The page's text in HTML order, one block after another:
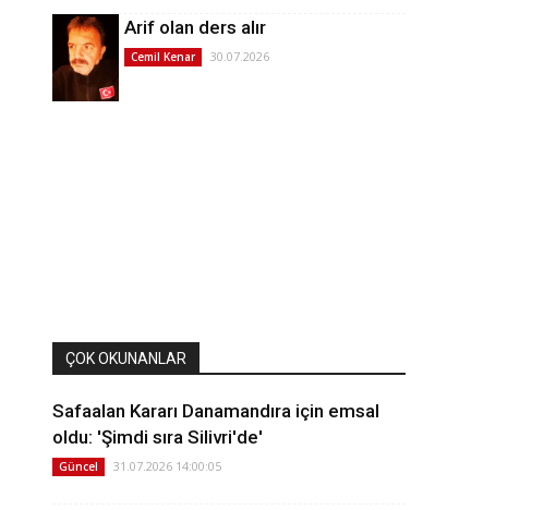
Arif olan ders alır
Cemil Kenar 30.07.2026
ÇOK OKUNANLAR
Safaalan Kararı Danamandıra için emsal
oldu: 'Şimdi sıra Silivri'de'
Güncel 31.07.2026 14:00:05